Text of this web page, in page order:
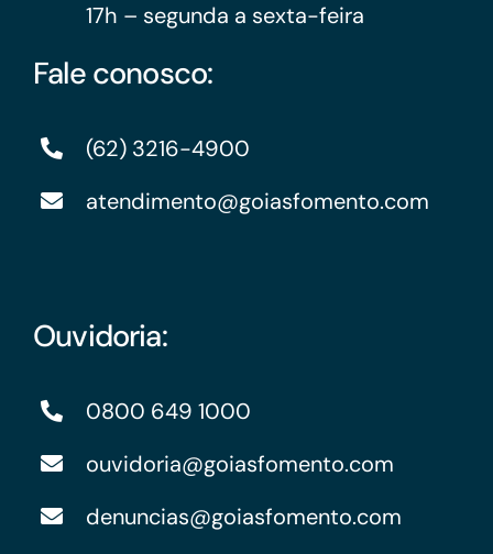
17h – segunda a sexta-feira
Fale conosco:
(62) 3216-4900
atendimento@goiasfomento.com
Ouvidoria:
0800 649 1000
ouvidoria@goiasfomento.com
denuncias@goiasfomento.com